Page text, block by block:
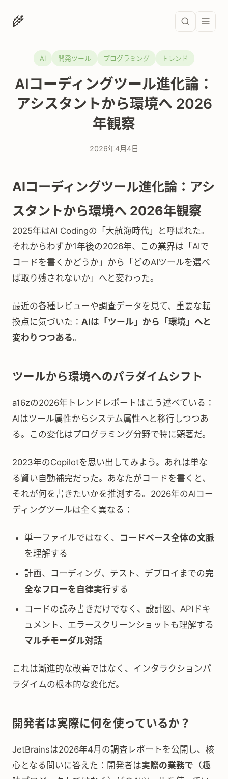
🌾
AI 開発ツール プログラミング トレンド
AIコーディングツール進化論：
アシスタントから環境へ 2026
年観察
2026年4月4日
AIコーディングツール進化論：アシ
スタントから環境へ 2026年観察
2025年はAI Codingの「大航海時代」と呼ばれた。
それからわずか1年後の2026年、この業界は「AIで
コードを書くかどうか」から「どのAIツールを選べ
ば取り残されないか」へと変わった。
最近の各種レビューや調査データを見て、重要な転
換点に気づいた： AIは「ツール」から「環境」へと
変わりつつある。
ツールから環境へのパラダイムシフト
a16zの2026年トレンドレポートはこう述べている：
AIはツール属性からシステム属性へと移行しつつあ
る。この変化はプログラミング分野で特に顕著だ。
2023年のCopilotを思い出してみよう。あれは単な
る賢い自動補完だった。あなたがコードを書くと、
それが何を書きたいかを推測する。2026年のAIコー
ディングツールは全く異なる：
単一ファイルではなく、 コードベース全体の文脈
を理解する
計画、コーディング、テスト、デプロイまでの完
全なフローを自律実行する
コードの読み書きだけでなく、設計図、APIドキ
ュメント、エラースクリーンショットも理解する
マルチモーダル対話
これは漸進的な改善ではなく、インタラクションパ
ラダイムの根本的な変化だ。
開発者は実際に何を使っているか？
JetBrainsは2026年4月の調査レポートを公開し、核
心となる問いに答えた：開発者は実際の業務で （趣